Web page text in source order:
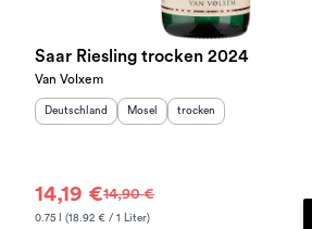
Saar Riesling trocken 2024
Van Volxem
Herkunftsland
Deutschland Herkunftsregion:
Mosel Geschmack
trocken
14,19 €14,90 €
0.75 l (18.92 € / 1 Liter)